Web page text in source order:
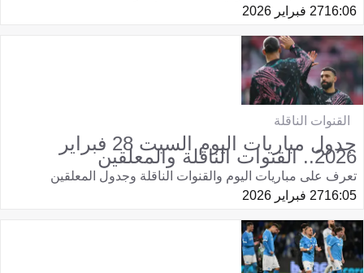
16:0627 فبراير 2026
القنوات الناقلة
جدول مباريات اليوم السبت 28 فبراير
2026.. القنوات الناقلة والمعلقين
تعرف على مباريات اليوم والقنوات الناقلة وجدول المعلقين
16:0527 فبراير 2026